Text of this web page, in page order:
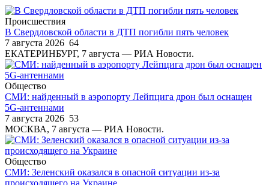
Происшествия
В Свердловской области в ДТП погибли пять человек
7 августа 2026 64
ЕКАТЕРИНБУРГ, 7 августа — РИА Новости.
Общество
СМИ: найденный в аэропорту Лейпцига дрон был оснащен
5G-антеннами
7 августа 2026 53
МОСКВА, 7 августа — РИА Новости.
Общество
СМИ: Зеленский оказался в опасной ситуации из-за
происходящего на Украине